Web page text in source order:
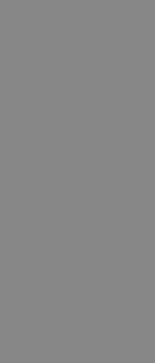
di siti
cui il prefisso
di analisi web
di siti
e misurare le
di Google) per
i cookie.